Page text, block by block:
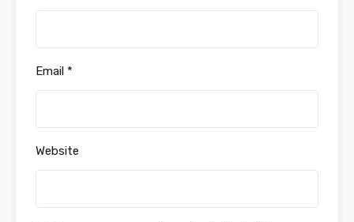
Email *
Website